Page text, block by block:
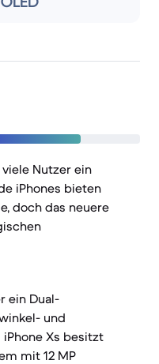
Nutzer ein
iPhones bieten
doch das neuere
ein Dual-
und
Xs besitzt
mit 12 MP